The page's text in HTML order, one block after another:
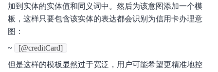
加到实体的实体值和同义词中。然后为该意图添加一个模
板，这样只要包含该实体的表达都会识别为信用卡办理意
图：
~
[@creditCard]
但是这样的模板显然过于宽泛，用户可能希望更精准地控